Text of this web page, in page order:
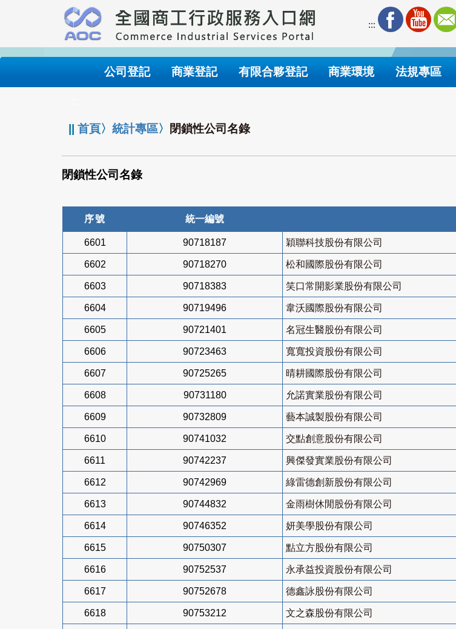
要
內
:::
公司登記 商業登記 有限合夥登記 商業環境 法規專區
||首頁〉統計專區〉 閉鎖性公司名錄
閉鎖性公司名錄
序號 統一編號
6601 90718187 穎聯科技股份有限公司
6602 90718270 松和國際股份有限公司
6603 90718383 笑口常開影業股份有限公司
6604 90719496 韋沃國際股份有限公司
6605 90721401 名冠生醫股份有限公司
6606 90723463 寬寬投資股份有限公司
6607 90725265 晴耕國際股份有限公司
6608 90731180 允諾實業股份有限公司
6609 90732809 藝本誠製股份有限公司
6610 90741032 交點創意股份有限公司
6611 90742237 興傑發實業股份有限公司
6612 90742969 綠雷德創新股份有限公司
6613 90744832 金雨樹休閒股份有限公司
6614 90746352 妍美學股份有限公司
6615 90750307 點立方股份有限公司
6616 90752537 永承益投資股份有限公司
6617 90752678 德鑫詠股份有限公司
6618 90753212 文之森股份有限公司